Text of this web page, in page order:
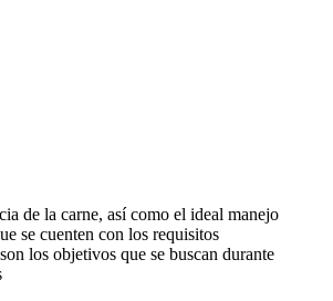
de la carne, así como el ideal manejo
se cuenten con los requisitos
los objetivos que se buscan durante